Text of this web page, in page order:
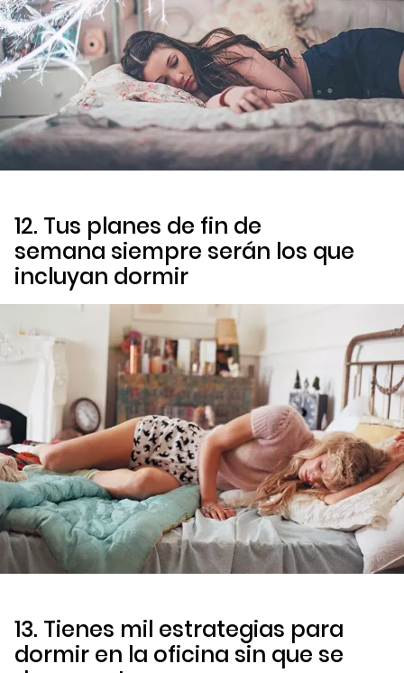
12. Tus planes de fin de
semana siempre serán los que
incluyan dormir
13. Tienes mil estrategias para
dormir en la oficina sin que se